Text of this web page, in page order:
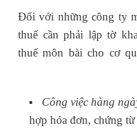
Đối với những công ty
thuế cần phải lập tờ
thuế môn bài cho cơ
Công việc hàng
hợp hóa đơn, chứng